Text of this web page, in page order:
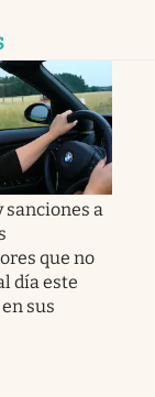
sanciones a
que no
día este
sus